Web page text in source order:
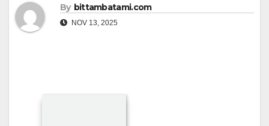
By bittambatami.com
NOV 13, 2025